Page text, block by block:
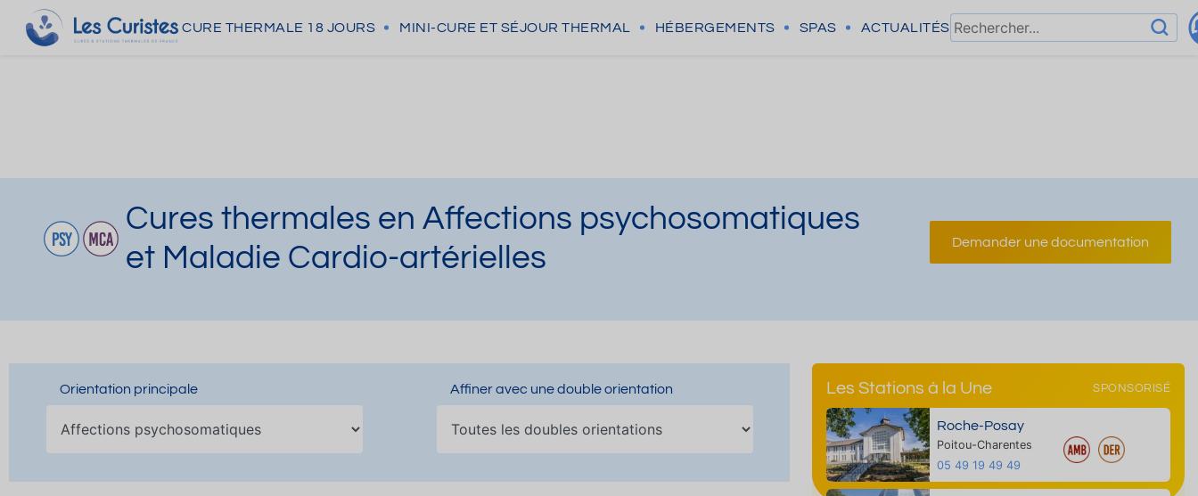
CURE THERMALE 18 JOURS MINI-CURE ET SÉJOUR THERMAL HÉBERGEMENTS SPAS ACTUALITÉS
Cures thermales en Affections psychosomatiques
et Maladie Cardio-artérielles
Demander une documentation
Orientation principale Affiner avec une double orientation Les Stations à la Une SPONSORISÉ
Roche-Posay
Poitou-Charentes
05 49 19 49 49